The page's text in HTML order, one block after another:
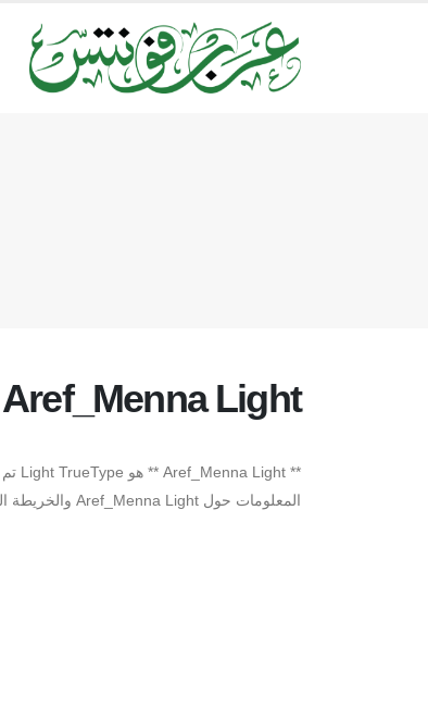
Aref_Menna Light
المعلومات حول Aref_Menna Light والخريطة الحرفية الخاصة به أدناه. سوف تمر بإختبار تحقق بسيط لتنزيل الخط مجانًا.